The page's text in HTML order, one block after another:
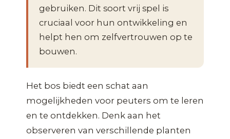
gebruiken. Dit soort vrij spel is
cruciaal voor hun ontwikkeling en
helpt hen om zelfvertrouwen op te
bouwen.
Het bos biedt een schat aan
mogelijkheden voor peuters om te leren
en te ontdekken. Denk aan het
observeren van verschillende planten